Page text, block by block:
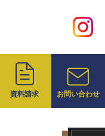
資料請求 お問い合わせ